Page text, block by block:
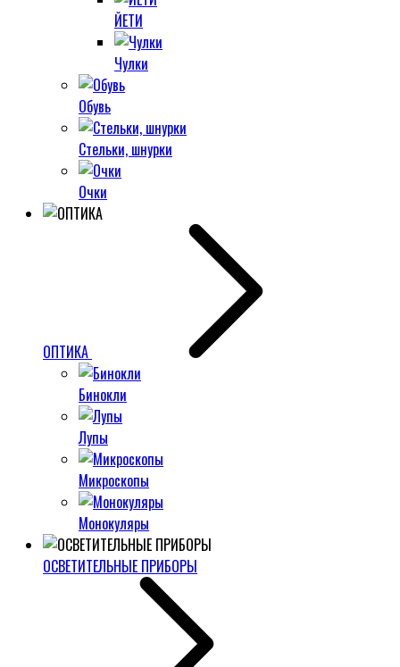
ЙЕТИ
Чулки
Обувь
Стельки, шнурки
Очки
ОПТИКА
Бинокли
Лупы
Микроскопы
Монокуляры
ОСВЕТИТЕЛЬНЫЕ ПРИБОРЫ